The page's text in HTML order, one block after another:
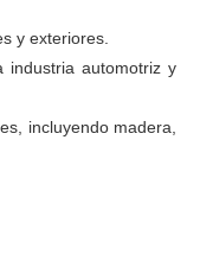
y exteriores.
industria automotriz y
incluyendo madera,